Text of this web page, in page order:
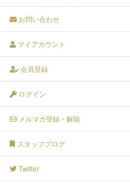
お問い合わせ
マイアカウント
会員登録
ログイン
メルマガ登録・解除
スタッフブログ
Twitter